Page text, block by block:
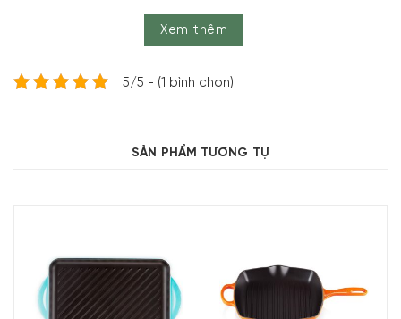
Bảng màu của Le Creuset gồm các màu cổ điển và các
của chúng tôi đã dẫn đến việc phát hành một số màu sắc
Nhật Le Creuset
Gang tráng men
Xem thêm
5/5 - (1 bình chọn)
SẢN PHẨM TƯƠNG TỰ